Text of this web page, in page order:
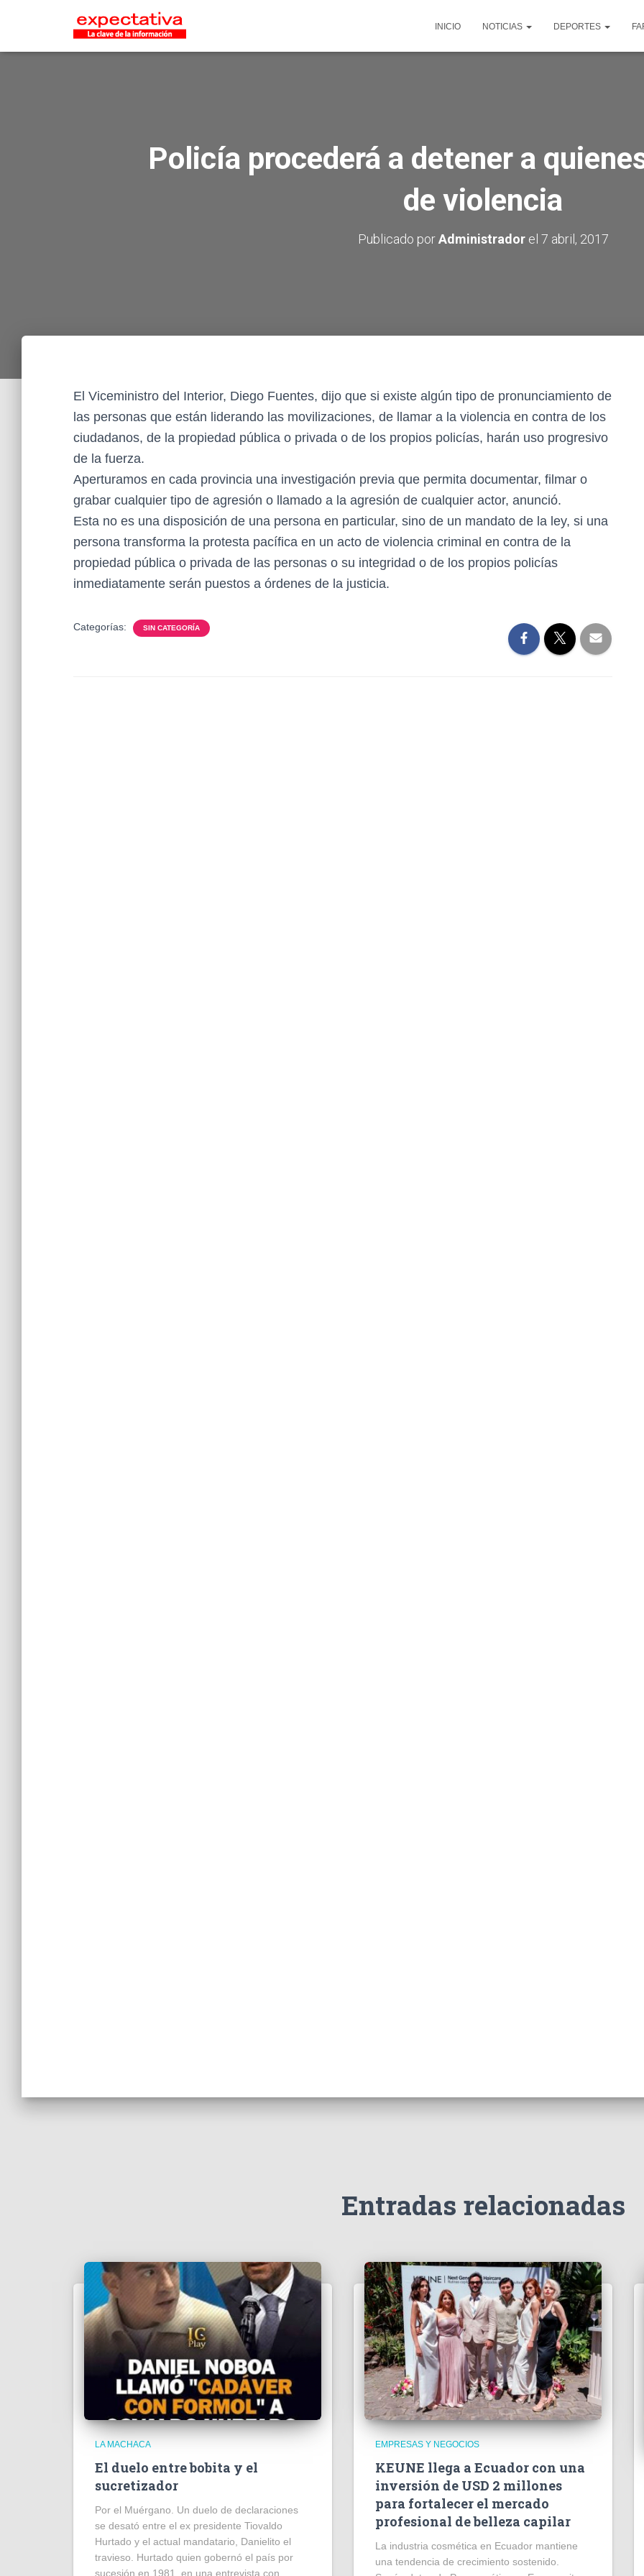
INICIO NOTICIAS DEPORTES
Policía procederá a detener a
de violencia
Publicado porAdministradorel 7 abril, 2017
El Viceministro del Interior, Diego Fuentes, dijo que si existe algún tipo de pronunciamiento de
las personas que están liderando las movilizaciones, de llamar a la violencia en contra de los
ciudadanos, de la propiedad pública o privada o de los propios policías, harán uso progresivo
de la fuerza.
Aperturamos en cada provincia una investigación previa que permita documentar, filmar o
grabar cualquier tipo de agresión o llamado a la agresión de cualquier actor, anunció.
Esta no es una disposición de una persona en particular, sino de un mandato de la ley, si una
persona transforma la protesta pacífica en un acto de violencia criminal en contra de la
propiedad pública o privada de las personas o su integridad o de los propios policías
inmediatamente serán puestos a órdenes de la justicia.
Categorías: SIN CATEGORÍA
Entradas relacionadas
LA MACHACA
El duelo entre bobita y el
sucretizador
Por el Muérgano. Un duelo de declaraciones
se desató entre el ex presidente Tiovaldo
Hurtado y el actual mandatario, Danielito el
travieso. Hurtado quien gobernó el país por
sucesión en 1981, en una entrevista con
EMPRESAS Y NEGOCIOS
KEUNE llega a Ecuador con una
inversión de USD 2 millones
para fortalecer el mercado
profesional de belleza capilar
La industria cosmética en Ecuador mantiene
una tendencia de crecimiento sostenido.